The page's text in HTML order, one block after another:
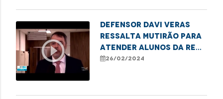
play_circle_outline
Defensor Davi Veras
ressalta mutirão para
atender alunos da rede
pública que estão sem
26/02/2024